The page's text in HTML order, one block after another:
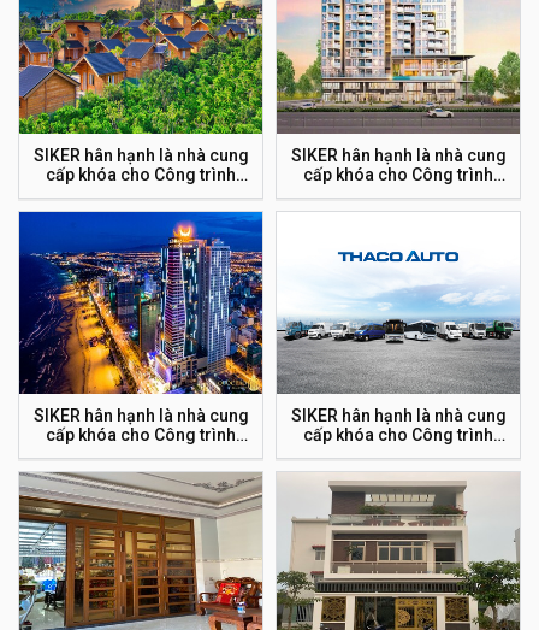
SIKER hân hạnh là nhà cung
cấp khóa cho Công trình
Resort Đôi dép Đà Lạt
SIKER hân hạnh là nhà cung
cấp khóa cho Công trình
Chung cư Aurora
SIKER hân hạnh là nhà cung
cấp khóa cho Công trình
Chung cư Mường Thanh
SIKER hân hạnh là nhà cung
cấp khóa cho Công trình
THACO AUTO – Chu Lai